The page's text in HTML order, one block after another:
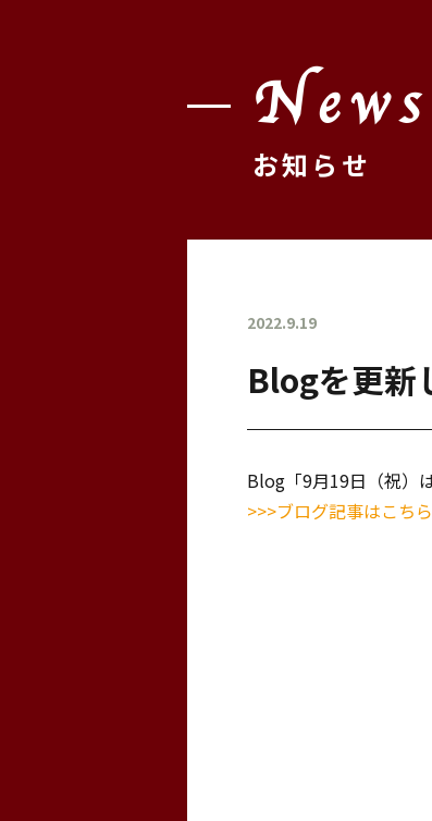
News
お知らせ
2022.9.19
Blogを更新
Blog「9月19日（祝）
>>>ブログ記事はこち